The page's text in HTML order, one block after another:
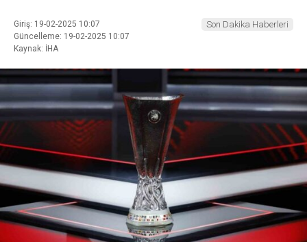
Giriş: 19-02-2025 10:07
Güncelleme: 19-02-2025 10:07
Kaynak: İHA
Son Dakika Haberleri